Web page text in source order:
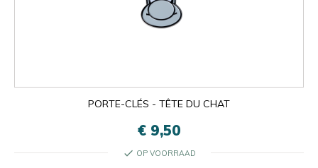
PORTE-CLÉS - TÊTE DU CHAT
€ 9,50
check OP VOORRAAD